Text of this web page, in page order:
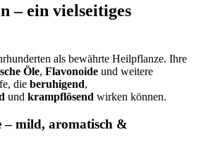
– ein vielseitiges
als bewährte Heilpflanze. Ihre
Öle, Flavonoide und weitere
die beruhigend,
und krampflösend wirken können.
– mild, aromatisch &